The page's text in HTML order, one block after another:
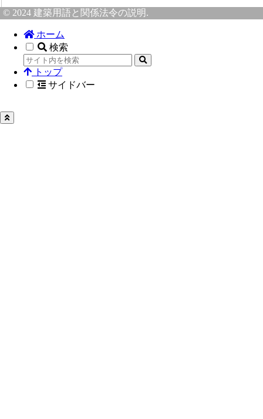
© 2024 建築用語と関係法令の説明.
ホーム
検索
トップ
サイドバー